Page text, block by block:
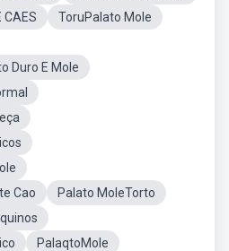
ToruPalato Mole
Duro E Mole
Cao
Palato MoleTorto
PalaqtoMole